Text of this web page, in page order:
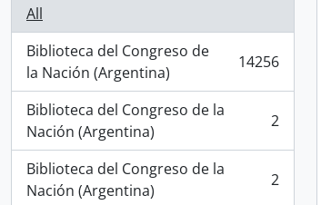
All
Biblioteca del Congreso de
la Nación (Argentina)
, 14256 results 14256
Biblioteca del Congreso de la
Nación (Argentina)
, 2 results 2
Biblioteca del Congreso de la
Nación (Argentina)
, 2 results 2